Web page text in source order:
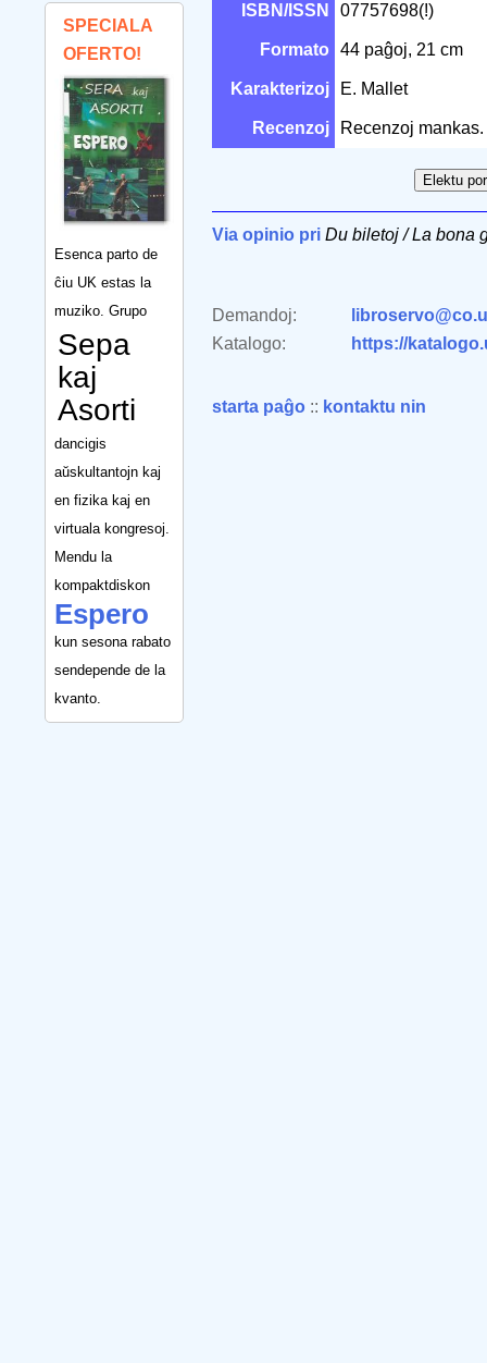
SPECIALA
OFERTO!
Esenca parto de
ĉiu UK estas la
muziko. Grupo
Sepa
kaj
Asorti
dancigis
aŭskultantojn kaj
en fizika kaj en
virtuala kongresoj.
Mendu la
kompaktdiskon
Espero
kun sesona rabato
sendepende de la
kvanto.
ISBN/ISSN 07757698(!)
Formato 44 paĝoj, 21 cm
Karakterizoj E. Mallet
Recenzoj Recenzoj mankas.
Via opinio pri Du biletoj / La bona
Demandoj:
Katalogo:
https://
starta paĝo :: kontaktu nin